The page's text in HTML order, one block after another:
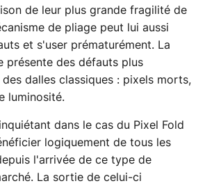
de leur plus grande fragilité de
de pliage peut lui aussi
et s'user prématurément. La
présente des défauts plus
dalles classiques : pixels morts,
luminosité.
dans le cas du Pixel Fold
logiquement de tous les
l'arrivée de ce type de
La sortie de celui-ci